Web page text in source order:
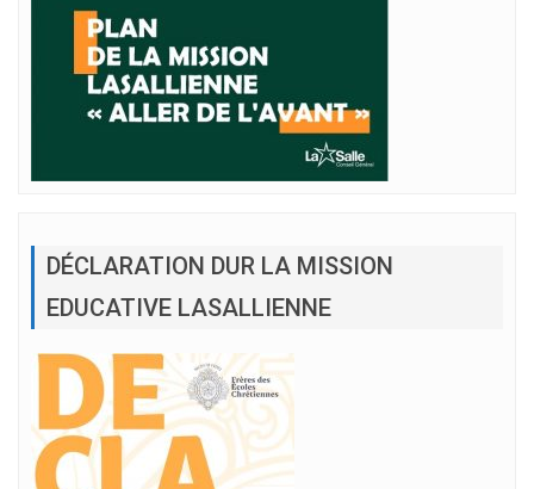
DÉCLARATION DUR LA MISSION
EDUCATIVE LASALLIENNE